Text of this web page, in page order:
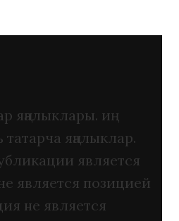
яңалыклары. иң
яңалыклар.
является
является позицией
не является